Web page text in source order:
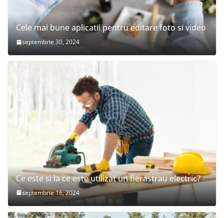
Cele mai bune aplicatii pentru editare foto si video
septembrie 30, 2024
Ce este si la ce este utilizat un fierastrau electric?
septembrie 16, 2024